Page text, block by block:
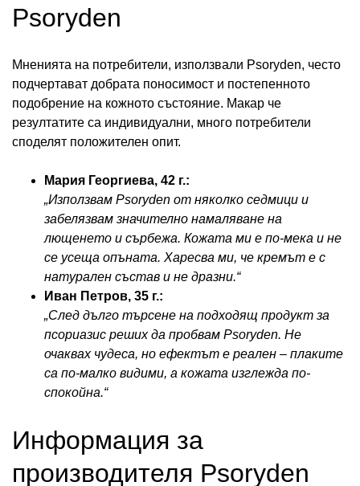
Psoryden
Мненията на потребители, използвали Psoryden, често
подчертават добрата поносимост и постепенното
подобрение на кожното състояние. Макар че
резултатите са индивидуални, много потребители
споделят положителен опит.
Мария Георгиева, 42 г.:
„Използвам Psoryden от няколко седмици и
забелязвам значително намаляване на
лющенето и сърбежа. Кожата ми е по-мека и не
се усеща опъната. Харесва ми, че кремът е с
натурален състав и не дразни.“
Иван Петров, 35 г.:
„След дълго търсене на подходящ продукт за
псориазис реших да пробвам Psoryden. Не
очаквах чудеса, но ефектът е реален – плаките
са по-малко видими, а кожата изглежда по-
спокойна.“
Информация за
производителя Psoryden